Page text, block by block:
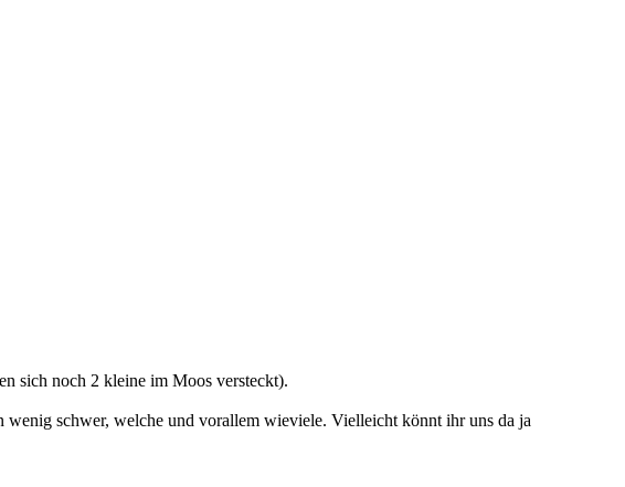
sich noch 2 kleine im Moos versteckt).
schwer, welche und vorallem wieviele. Vielleicht könnt ihr uns da ja